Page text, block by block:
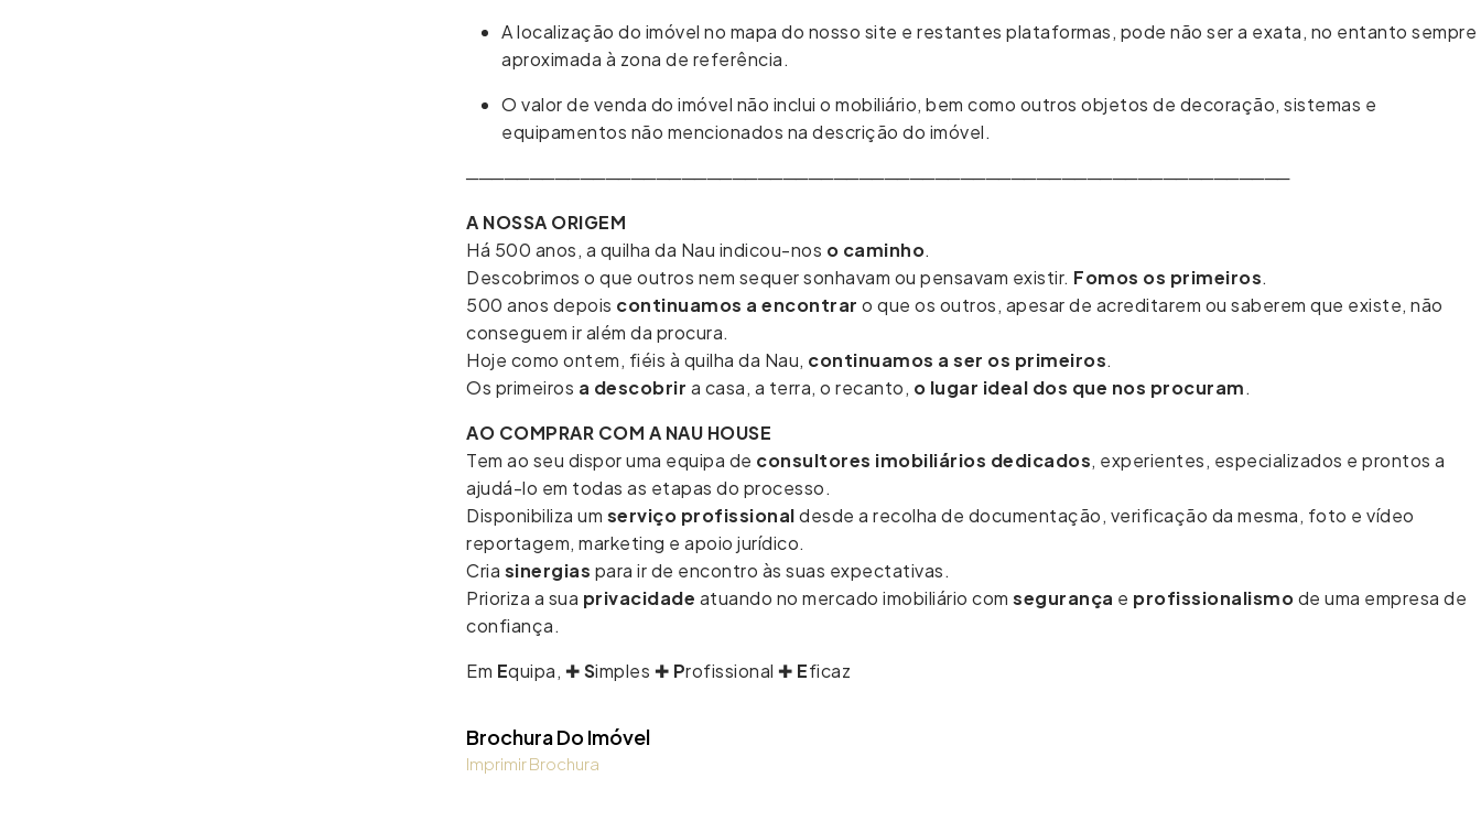
A localização do imóvel no mapa do nosso site e restantes plataformas, pode não ser a exata, no entanto sempre
aproximada à zona de referência.
O valor de venda do imóvel não inclui o mobiliário, bem como outros objetos de decoração, sistemas e
equipamentos não mencionados na descrição do imóvel.
─────────────────────────────────────────────────────────────────
A NOSSA ORIGEM
Há 500 anos, a quilha da Nau indicou-nos o caminho.
Descobrimos o que outros nem sequer sonhavam ou pensavam existir. Fomos os primeiros.
500 anos depois continuamos a encontrar o que os outros, apesar de acreditarem ou saberem que existe, não
conseguem ir além da procura.
Hoje como ontem, fiéis à quilha da Nau, continuamos a ser os primeiros.
Os primeiros a descobrir a casa, a terra, o recanto, o lugar ideal dos que nos procuram.
AO COMPRAR COM A NAU HOUSE
Tem ao seu dispor uma equipa de consultores imobiliários dedicados, experientes, especializados e prontos a
ajudá-lo em todas as etapas do processo.
Disponibiliza um serviço profissionaldesde a recolha de documentação, verificação da mesma, foto e vídeo
reportagem, marketing e apoio jurídico.
Cria sinergias para ir de encontro às suas expectativas.
Prioriza a sua privacidade atuando no mercado imobiliário comsegurança e profissionalismode uma empresa de
confiança.
Em Equipa, ✚Simples ✚ Profissional ✚ Eficaz
Brochura Do Imóvel
Imprimir Brochura